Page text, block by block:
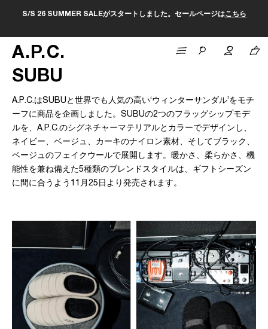
S/S 26 SUMMER SALEがスタートしました。セールページはこちら
A.P.C.
SUBU
A.P.C.はSUBUと世界でも人気の高い‘ウィンターサンダル’をモチ
ーフに商品を企画しました。SUBUの2つのフラッグシップモデ
ルを、A.P.C.のシグネチャーマテリアルとカラーでデザインし、
ネイビー、ベージュ、カーキのナイロン素材、そしてブラック、
ベージュのフェイクウールで展開します。暖かさ、柔らかさ、機
能性を兼ね備えた5種類のブレンドスタイルは、ギフトシーズン
に間に合うよう11月25日より発売されます。